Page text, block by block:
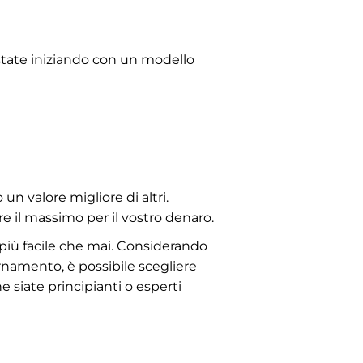
iniziando con un modello
un valore migliore di altri.
il massimo per il vostro denaro.
facile che mai. Considerando
è possibile scegliere
siate principianti o esperti